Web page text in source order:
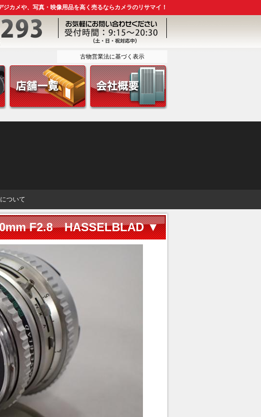
カメや、写真・映像用品を高く売るならカメラのリサマイ！
古物営業法に基づく表示
ついて
F2.8 HASSELBLAD ▼